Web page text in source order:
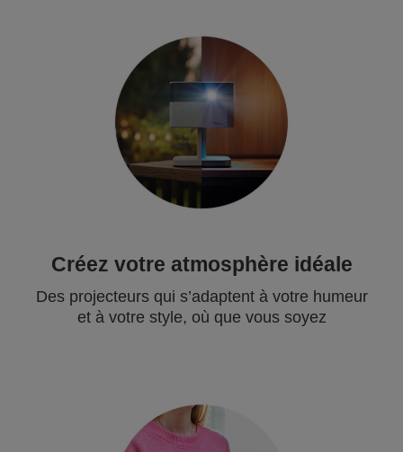
Créez votre atmosphère idéale
Des projecteurs qui s’adaptent à votre humeur
et à votre style, où que vous soyez